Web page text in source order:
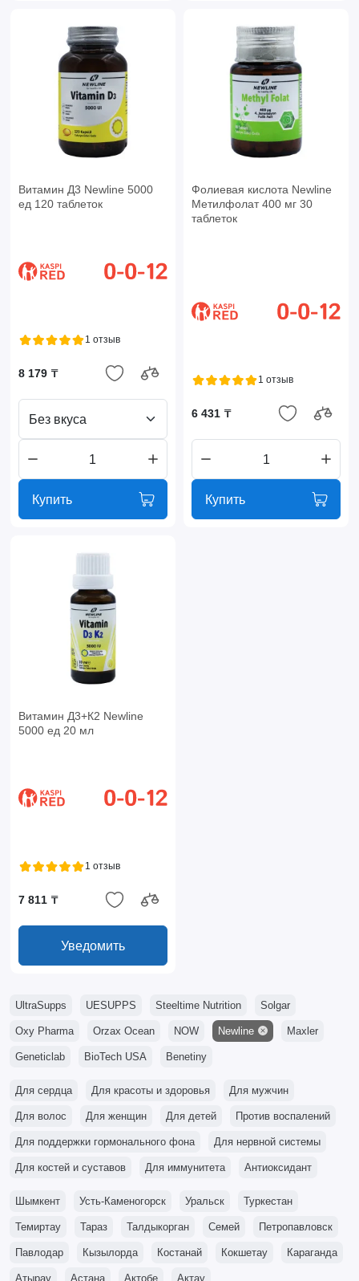
Витамин Д3 Newline 5000
ед 120 таблеток
1 отзыв
8 179 ₸
Без вкуса
Купить
Фолиевая кислота Newline
Метилфолат 400 мг 30
таблеток
1 отзыв
6 431 ₸
Купить
Витамин Д3+К2 Newline
5000 ед 20 мл
1 отзыв
7 811 ₸
Уведомить
UltraSupps UESUPPS Steeltime Nutrition Solgar
Oxy Pharma Orzax Ocean NOW Newline Maxler
Geneticlab BioTech USA Benetiny
Для сердца Для красоты и здоровья Для мужчин
Для волос Для женщин Для детей Против воспалений
Для поддержки гормонального фона Для нервной системы
Для костей и суставов Для иммунитета Антиоксидант
Шымкент Усть-Каменогорск Уральск Туркестан
Темиртау Тараз Талдыкорган Семей Петропавловск
Павлодар Кызылорда Костанай Кокшетау Караганда
Атырау Астана Актобе Актау